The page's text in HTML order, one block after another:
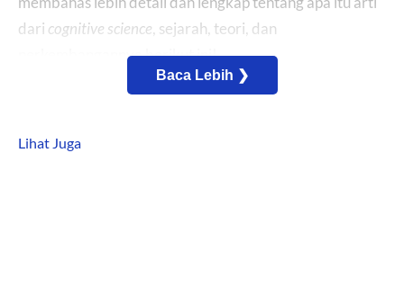
dari cognitive science, sejarah, teori, dan
perkembangannya berikut ini!
Pengertian Cognitive Science
Baca Lebih ❯
Lihat Juga